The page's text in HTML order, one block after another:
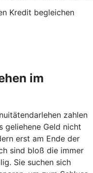
Kredit begleichen
im
zahlen
geliehene Geld nicht
erst am Ende der
sind bloß die immer
Sie suchen sich